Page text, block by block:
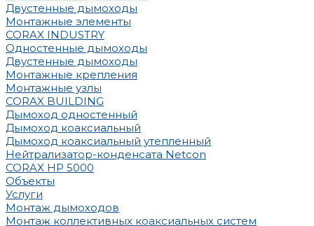
Двустенные дымоходы
Монтажные элементы
CORAX INDUSTRY
Одностенные дымоходы
Двустенные дымоходы
Монтажные крепления
Монтажные узлы
CORAX BUILDING
Дымоход одностенный
Дымоход коаксиальный
Дымоход коаксиальный утепленный
Нейтрализатор-конденсата Netcon
CORAX HP 5000
Объекты
Услуги
Монтаж дымоходов
Монтаж коллективных коаксиальных систем